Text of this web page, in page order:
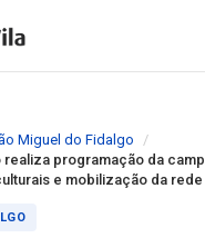
Miguel do Fidalgo
programação da
e mobilização da